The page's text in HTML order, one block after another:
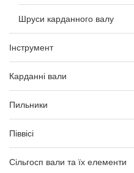
Шруси карданного валу
Інструмент
Карданні вали
Пильники
Піввісі
Сільгосп вали та їх елементи